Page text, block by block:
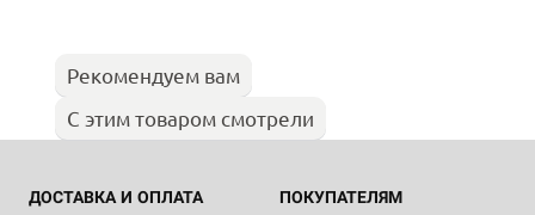
Рекомендуем вам
С этим товаром смотрели
ДОСТАВКА И ОПЛАТА ПОКУПАТЕЛЯМ